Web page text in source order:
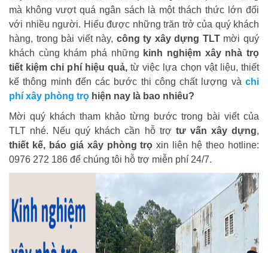
mà không vượt quá ngân sách là một thách thức lớn đối
với nhiều người. Hiểu được những trăn trở của quý khách
hàng, trong bài viết này, công ty xây dựng TLTmời quý
khách cùng khám phá những kinh nghiệm xây nhà trọ
tiết kiệm chi phí hiệu quả,từ việc lựa chọn vật liệu, thiết
kế thông minh đến các bước thi công chất lượng và chi
phí xây phòng trọ hiện nay là bao nhiêu?
Mời quý khách tham khảo từng bước trong bài viết của
TLT nhé. Nếu quý khách cần hỗ trợ tư vấn xây dựng,
thiết kế, báo giá xây phòng trọ xin liên hệ theo hotline:
0976 272 186 để chúng tôi hỗ trợ miễn phí 24/7.